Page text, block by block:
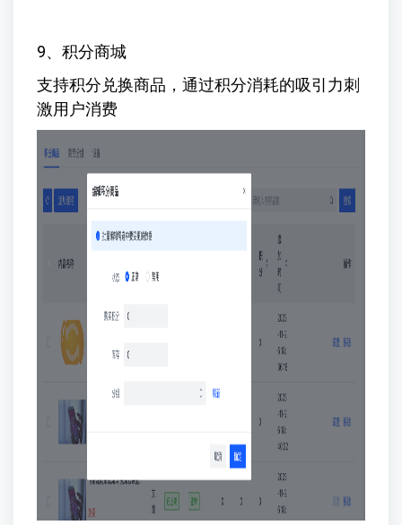
9、积分商城
支持积分兑换商品，通过积分消耗的吸引力刺
激用户消费